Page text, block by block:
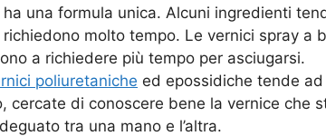
una formula unica. Alcuni ingredienti
molto tempo. Le vernici spray a
a richiedere più tempo per asciugarsi.
poliuretaniche ed epossidiche tende
cercate di conoscere bene la vernice che
tra una mano e l’altra.